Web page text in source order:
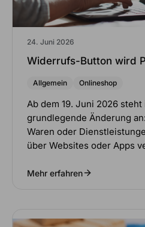
24. Juni 2026
Widerrufs-Button wird
Allgemein Onlineshop
Ab dem 19. Juni 2026
grundlegende Änderung
Waren oder
über Websites oder Apps
Mehr erfahren